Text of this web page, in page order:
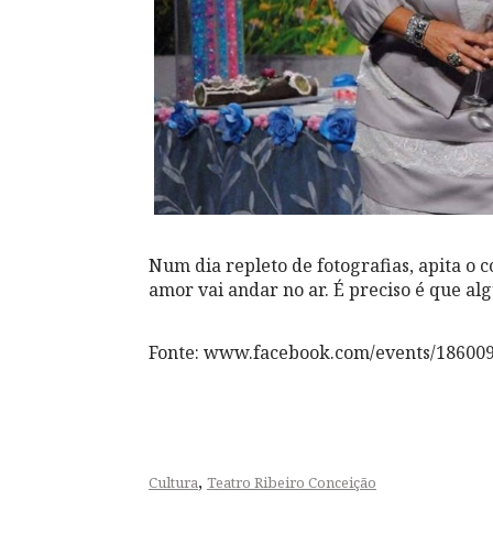
Num dia repleto de fotografias, apita o
amor vai andar no ar. É preciso é que
Fonte: www.facebook.com/events/
Cultura, Teatro Ribeiro Conceição